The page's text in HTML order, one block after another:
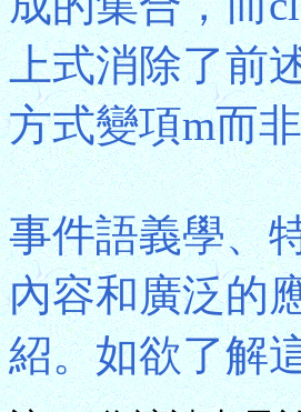
上式消除了前
方式變項m而
事件語義學、
內容和廣泛的
紹。如欲了解